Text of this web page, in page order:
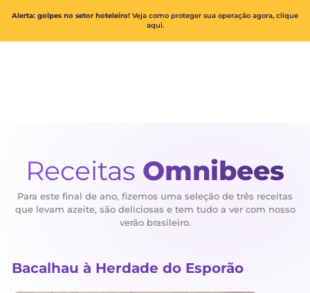
Receitas
verão brasileiro.
Alerta: golpes no setor hoteleiro!Veja como proteger sua operação